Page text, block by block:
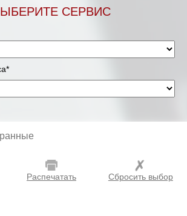
СЕРВИС
Распечатать Сбросить выбор